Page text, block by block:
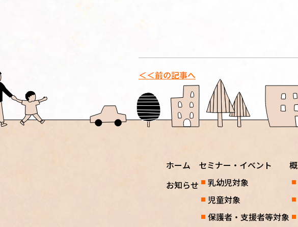
＜＜前の記事へ
ホーム
お知らせ
セミナー・イベント
乳幼児対象
児童対象
保護者・支援者等対象